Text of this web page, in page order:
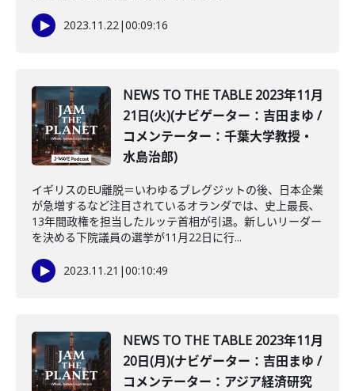
2023.11.22|00:09:16
NEWS TO THE TABLE 2023年11月
21日(火)(ナビゲーター：吉田まゆ /
コメンテーター：千葉大学教授・
水島治郎)
イギリスのEU離脱＝いわゆるブレグジットの後、日本企業
が急増するなど注目されているオランダでは、史上最長､
13年間政権を担当したルッテ首相が引退。新しいリーダー
を決める下院議員の選挙が11月22日に行...
2023.11.21 |00:10:49
NEWS TO THE TABLE 2023年11月
20日(月)(ナビゲーター：吉田まゆ /
コメンテーター：アジア経済研究